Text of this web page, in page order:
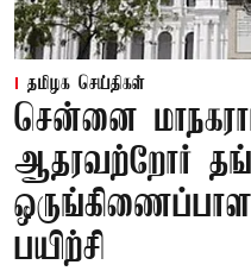
தமிழக செய்திகள்
சென்னை
ஆதரவற்றோர்
பயிற்சி